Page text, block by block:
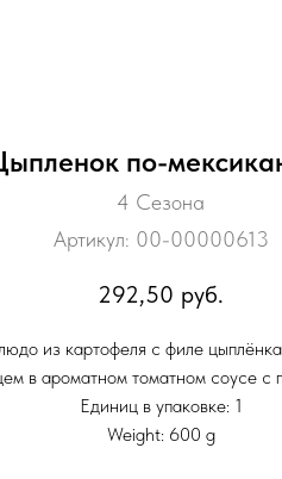
по-
4 Сезона
Артикул: 00-00000613
292,50 руб.
из картофеля с филе
в ароматном томатном соусе с
Единиц в упаковке: 1
Weight: 600 g